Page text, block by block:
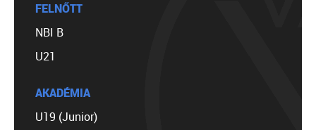
FELNŐTT
NBI B
U21
AKADÉMIA
U19 (Junior)